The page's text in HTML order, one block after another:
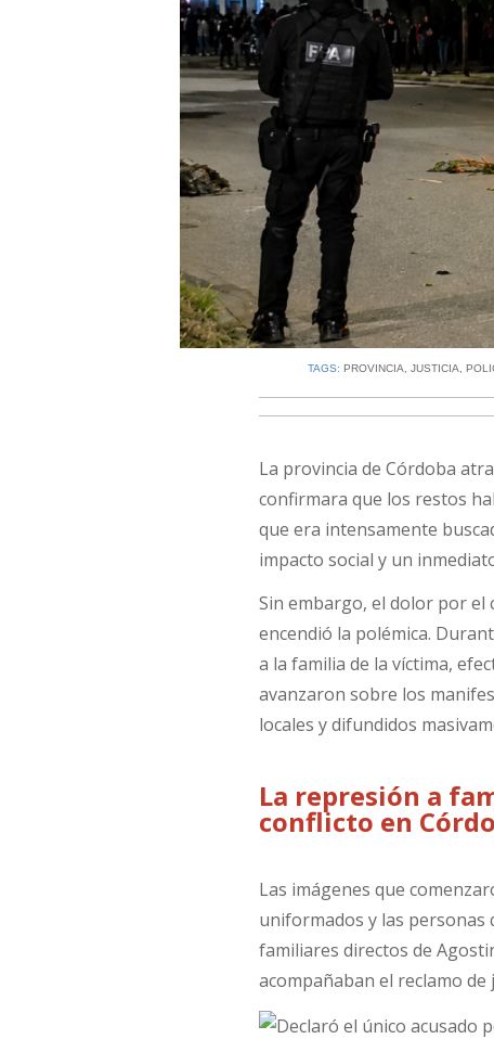
TAGS:PROVINCIA ,JUSTICIA ,
La provincia de Córdoba
confirmara que los restos
que era intensamente
impacto social y un
Sin embargo, el dolor por
encendió la polémica.
a la familia de la víctima,
avanzaron sobre los
locales y difundidos
La represión a
conflicto en
Las imágenes que
uniformados y las personas
familiares directos de
acompañaban el reclamo